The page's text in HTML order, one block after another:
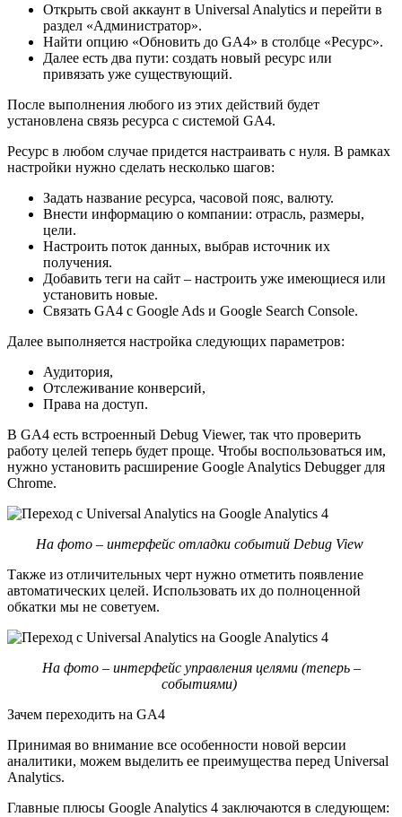
Открыть свой аккаунт в Universal Analytics и перейти в
раздел «Администратор».
Найти опцию «Обновить до GA4» в столбце «Ресурс».
Далее есть два пути: создать новый ресурс или
привязать уже существующий.
После выполнения любого из этих действий будет
установлена связь ресурса с системой GA4.
Ресурс в любом случае придется настраивать с нуля. В рамках
настройки нужно сделать несколько шагов:
Задать название ресурса, часовой пояс, валюту.
Внести информацию о компании: отрасль, размеры,
цели.
Настроить поток данных, выбрав источник их
получения.
Добавить теги на сайт – настроить уже имеющиеся или
установить новые.
Связать GA4 с Google Ads и Google Search Console.
Далее выполняется настройка следующих параметров:
Аудитория,
Отслеживание конверсий,
Права на доступ.
В GA4 есть встроенный Debug Viewer, так что проверить
работу целей теперь будет проще. Чтобы воспользоваться им,
нужно установить расширение Google Analytics Debugger для
Chrome.
На фото – интерфейс отладки событий Debug View
Также из отличительных черт нужно отметить появление
автоматических целей. Использовать их до полноценной
обкатки мы не советуем.
На фото – интерфейс управления целями (теперь –
событиями)
Зачем переходить на GA4
Принимая во внимание все особенности новой версии
аналитики, можем выделить ее преимущества перед Universal
Analytics.
Главные плюсы Google Analytics 4 заключаются в следующем: